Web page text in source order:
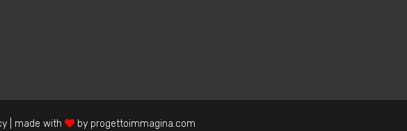
| made with by progettoimmagina.com